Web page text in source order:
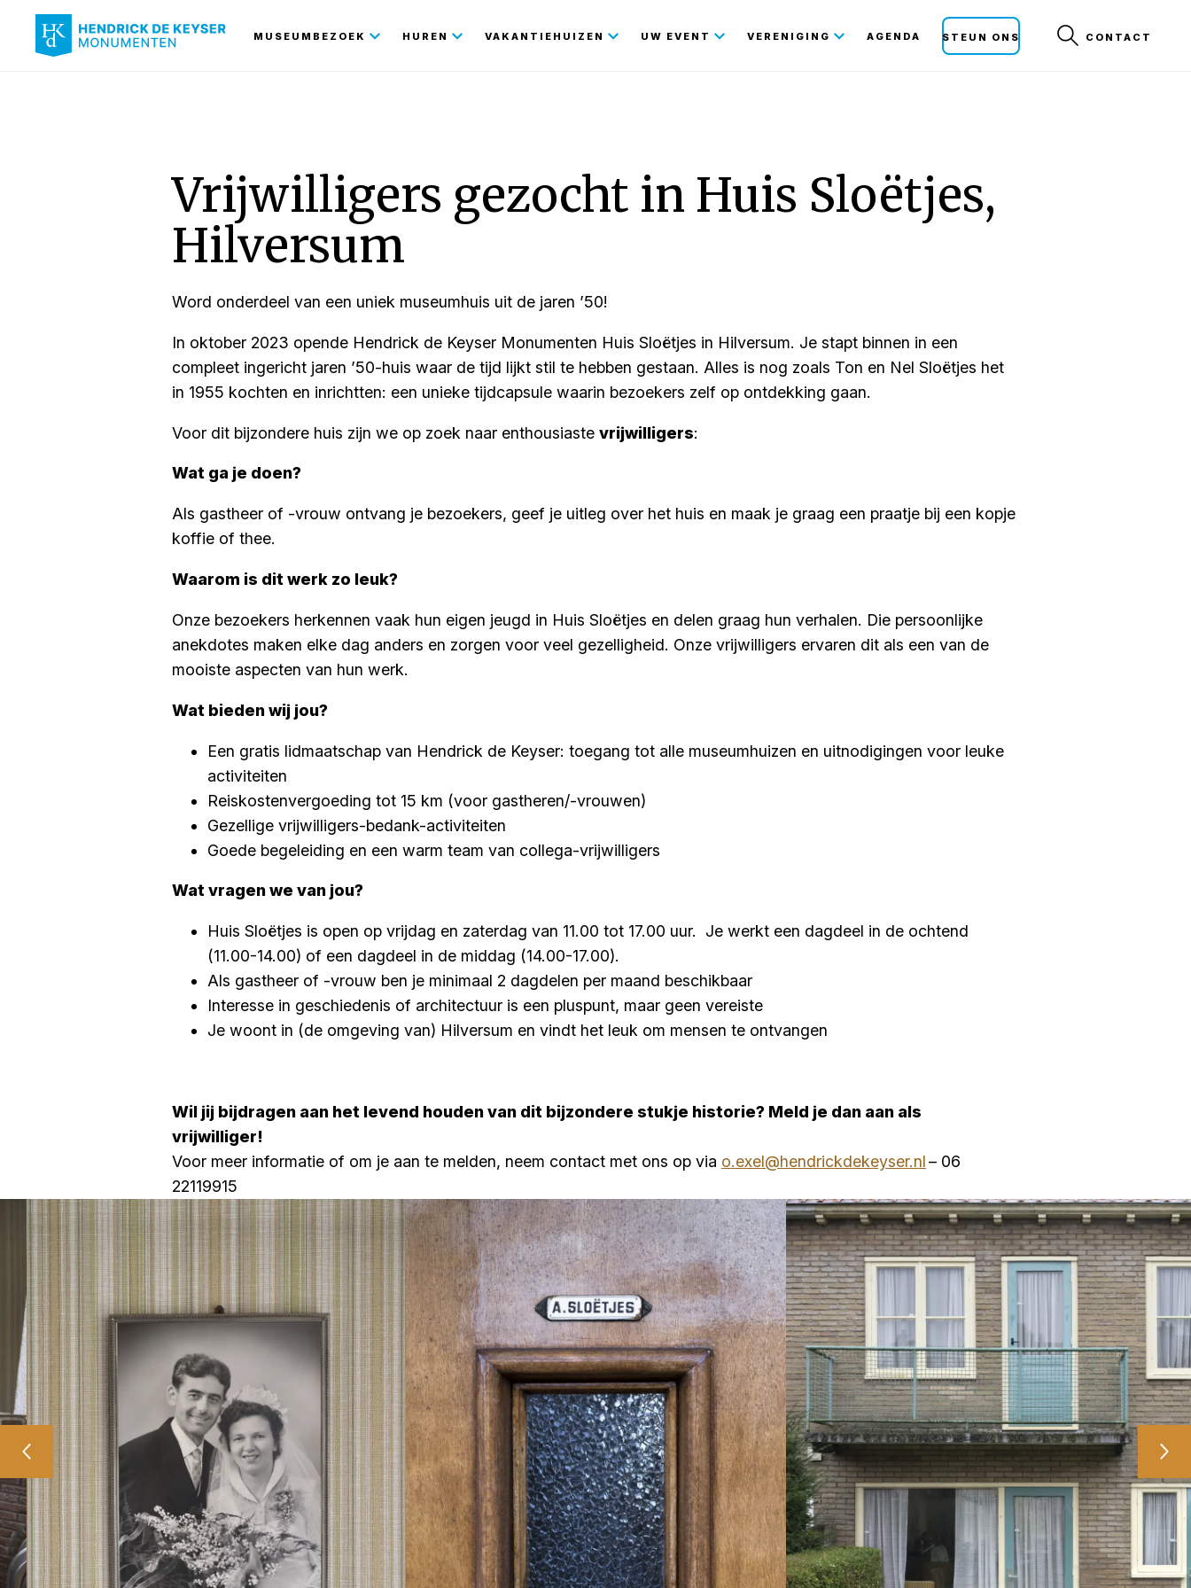
MUSEUMBEZOEK HUREN VAKANTIEHUIZEN UW EVENT VERENIGING AGENDA STEUN ONS CONTACT
Vrijwilligers gezocht in Huis Sloëtjes,
Hilversum
Word onderdeel van een uniek museumhuis uit de jaren ’50!
In oktober 2023 opende Hendrick de Keyser Monumenten Huis Sloëtjes in Hilversum. Je stapt binnen in een
compleet ingericht jaren ’50-huis waar de tijd lijkt stil te hebben gestaan. Alles is nog zoals Ton en Nel Sloëtjes het
in 1955 kochten en inrichtten: een unieke tijdcapsule waarin bezoekers zelf op ontdekking gaan.
Voor dit bijzondere huis zijn we op zoek naar enthousiaste vrijwilligers:
Wat ga je doen?
Als gastheer of -vrouw ontvang je bezoekers, geef je uitleg over het huis en maak je graag een praatje bij een kopje
koffie of thee.
Waarom is dit werk zo leuk?
Onze bezoekers herkennen vaak hun eigen jeugd in Huis Sloëtjes en delen graag hun verhalen. Die persoonlijke
anekdotes maken elke dag anders en zorgen voor veel gezelligheid. Onze vrijwilligers ervaren dit als een van de
mooiste aspecten van hun werk.
Wat bieden wij jou?
Een gratis lidmaatschap van Hendrick de Keyser: toegang tot alle museumhuizen en uitnodigingen voor leuke
activiteiten
Reiskostenvergoeding tot 15 km (voor gastheren/-vrouwen)
Gezellige vrijwilligers-bedank-activiteiten
Goede begeleiding en een warm team van collega-vrijwilligers
Wat vragen we van jou?
Huis Sloëtjes is open op vrijdag en zaterdag van 11.00 tot 17.00 uur. Je werkt een dagdeel in de ochtend
(11.00-14.00) of een dagdeel in de middag (14.00-17.00).
Als gastheer of -vrouw ben je minimaal 2 dagdelen per maand beschikbaar
Interesse in geschiedenis of architectuur is een pluspunt, maar geen vereiste
Je woont in (de omgeving van) Hilversum en vindt het leuk om mensen te ontvangen
Wil jij bijdragen aan het levend houden van dit bijzondere stukje historie? Meld je dan aan als
vrijwilliger!
Voor meer informatie of om je aan te melden, neem contact met ons op via o.exel@hendrickdekeyser.nl– 06
22119915